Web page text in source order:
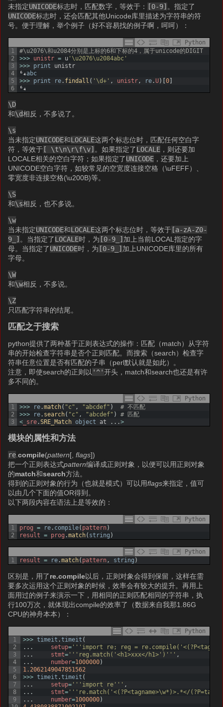
未指定UNICODE标志时，匹配数字，等效于： [0-9] 。指定了
UNICODE标志时，还会匹配其他Unicode库里描述为字符串的符
号。便于理解，举个例子（好不容易找的例子啊，呵呵）：
Python
1
2
3
4
5
6
#\u2076\和u2084分别是上标的6和下标的4，属于unicode的DIGIT
>>> unistr = u '\u2076\u2084abc'
>>> print
unistr
⁶₄abc
>>> print re. findall ( '\d+' , unistr , re.U) [0]
⁶₄
\D
和\d相反，不多说了。
\s
当未指定UNICODE和LOCALE这两个标志位时，匹配任何空白字
符，等效于[ \t\n\r\f\v] 。如果指定了LOCALE ，则还要加
LOCALE相关的空白字符；如果指定了UNICODE ，还要加上
UNICODE空白字符，如较常见的空宽度连接空格（\uFEFF）、
零宽度非连接空格(\u200B)等。
\S
和\s相反，也不多说。
\w
当未指定UNICODE和LOCALE这两个标志位时，等效于[a-zA-Z0-
9_] 。当指定了LOCALE时，为 [0-9_]加上当前LOCAL指定的字
母。当指定了UNICODE时，为 [0-9_]加上UNICODE库里的所有
字母。
\W
和\w相反，不多说。
\Z
只匹配字符串的结尾。
匹配之于搜索
python提供了两种基于正则表达式的操作：匹配（match）从字符
串的开始检查字符串是否个正则匹配。而搜索（search）检查字
符串任意位置是否有匹配的子串（perl默认就是如此）。
注意，即使search的正则以 '^'开头，match和search也还是有许
多不同的。
Python
1
2
3
>>> re.match( "c" , "abcdef" )
# 不匹配
>>>
re. search( "c" , "abcdef" )
# 匹配
< _sre.SRE_Match object at . . .>
模块的属性和方法
re .compile(pattern[,flags])
把一个正则表达式pattern编译成正则对象，以便可以用正则对象
的match和search方法。
得到的正则对象的行为（也就是模式）可以用flags来指定，值可
以由几个下面的值OR得到。
以下两段内容在语法上是等效的：
Python
1
2
prog = re. compile( pattern)
result = prog .match( string )
Python
1
result = re.match( pattern , string )
区别是，用了re.compile以后，正则对象会得到保留，这样在需
要多次运用这个正则对象的时候，效率会有较大的提升。再用上
面用过的例子来演示一下，用相同的正则匹配相同的字符串，执
行100万次，就体现出compile的效率了（数据来自我那1.86G
CPU的神舟本本）：
Python
1
2
3
4
5
6
7
8
9
>>> timeit .timeit (
. . . setup= '''import re; reg =
. . . stmt= '''reg.match('<h1>xxx</h1>')''' ,
. . . number=1000000)
1.2062149047851562
>>> timeit .timeit (
. . . setup= '''import re''' ,
. . . stmt= '''re.match('<(?P<tagname>\w*)>.*</
. . . number=1000000)